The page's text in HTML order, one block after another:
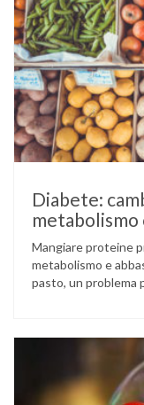
Diabete:
metabolismo
Mangiare proteine
metabolismo e
pasto, un problema
come ingannare il